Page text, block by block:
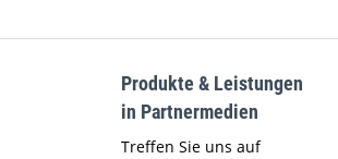
Produkte & Leistungen
in Partnermedien
Treffen Sie uns auf